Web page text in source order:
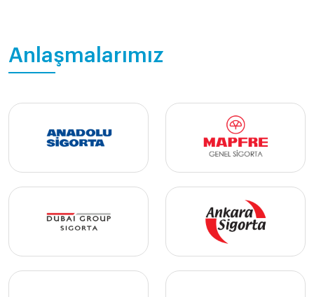
Anlaşmalarımız